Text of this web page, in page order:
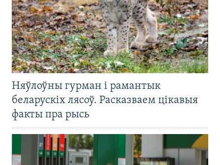
Няўлоўны гурман і рамантык
беларускіх лясоў. Расказваем цікавыя
факты пра рысь